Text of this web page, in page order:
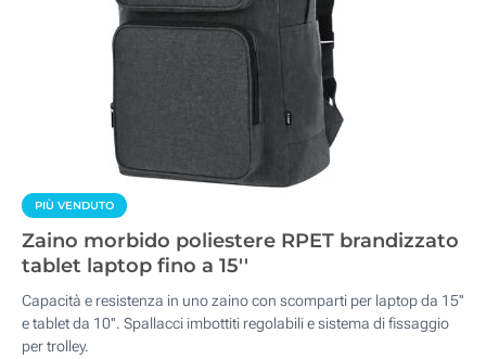
PIÙ VENDUTO
Zaino morbido poliestere RPET brandizzato
tablet laptop fino a 15''
Capacità e resistenza in uno zaino con scomparti per laptop da 15''
e tablet da 10''. Spallacci imbottiti regolabili e sistema di fissaggio
per trolley.